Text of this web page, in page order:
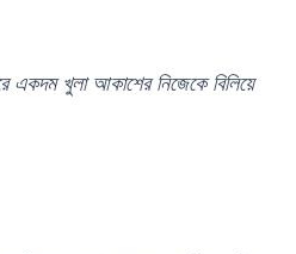
খুলা আকাশের নিজেকে বিলিয়ে